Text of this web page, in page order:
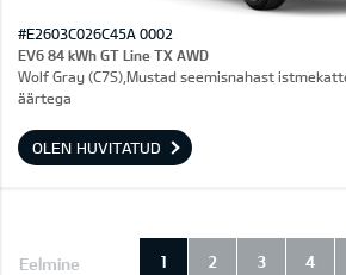
#E2603C026C45A 0002
EV6 84 kWh GT Line TX AWD
Wolf Gray (C7S),Mustad seemisnahast
äärtega
OLEN HUVITATUD
Eelmine 1 2 3 4